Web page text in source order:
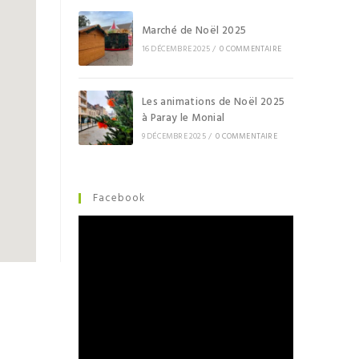
Marché de Noël 2025
16 DÉCEMBRE 2025/ 0 COMMENTAIRE
Les animations de Noël 2025
à Paray le Monial
9 DÉCEMBRE 2025 / 0 COMMENTAIRE
Facebook